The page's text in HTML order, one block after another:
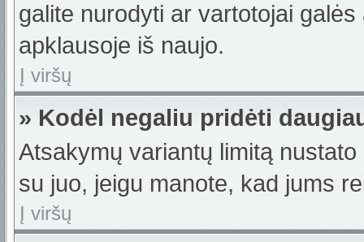
galite nurodyti ar vartotojai
apklausoje iš naujo.
Į viršų
» Kodėl negaliu pridėti
Atsakymų variantų limitą
su juo, jeigu manote, kad jums
Į viršų